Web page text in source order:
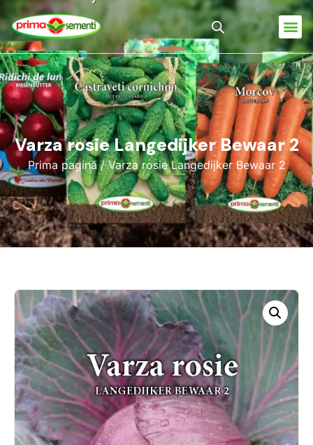
Varza rosie Langedijker Bewaar 2
Prima pagină/ Varza rosie Langedijker Bewaar 2